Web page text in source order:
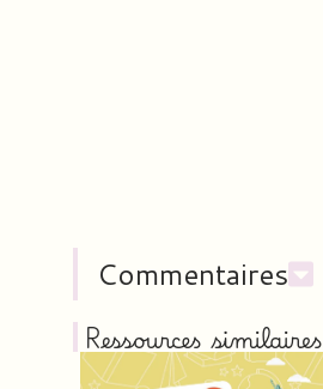
Commentaires
Ressources similaires